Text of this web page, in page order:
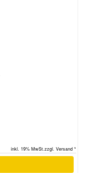
inkl. 19% MwSt.zzgl. Versand *